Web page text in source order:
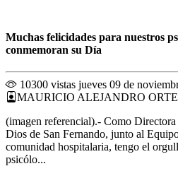
Muchas felicidades para nuestros
conmemoran su Día
10300 vistas jueves 09 de
MAURICIO ALEJANDRO
(imagen referencial).- Como
Dios de San Fernando, junto al
comunidad hospitalaria, tengo el
psicólo...